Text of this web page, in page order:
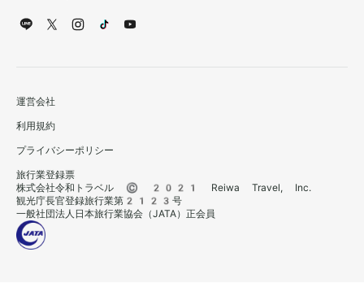
運営会社
利用規約
プライバシーポリシー
旅行業登録票
株式会社令和トラベル © 2021 Reiwa Travel, Inc.
観光庁長官登録旅行業第2123号
一般社団法人日本旅行業協会（JATA）正会員